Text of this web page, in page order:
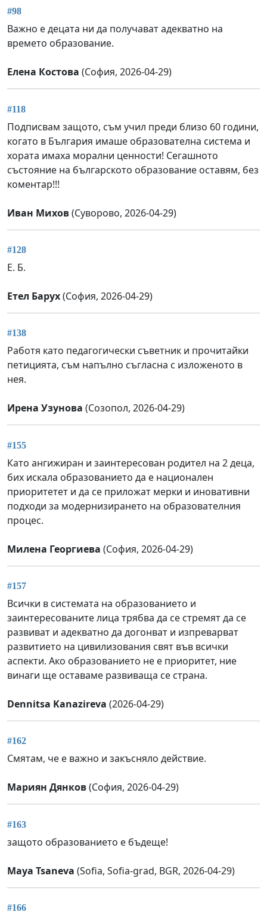
#98
Важно е децата ни да получават адекватно на
времето образование.
Елена Костова (София, 2026-04-29)
#118
Подписвам защото, съм учил преди близо 60 години,
когато в България имаше образователна система и
хората имаха морални ценности! Сегашното
състояние на българското образование оставям, без
коментар!!!
Иван Михов(Суворово, 2026-04-29)
#128
Е. Б.
Етел Барух(София, 2026-04-29)
#138
Работя като педагогически съветник и прочитайки
петицията, съм напълно съгласна с изложеното в
нея.
Ирена Узунова (Созопол, 2026-04-29)
#155
Като ангижиран и заинтересован родител на 2 деца,
бих искала образованието да е национален
приоритетет и да се приложат мерки и иновативни
подходи за модернизирането на образователния
процес.
Милена Георгиева (София, 2026-04-29)
#157
Всички в системата на образованието и
заинтересованите лица трябва да се стремят да се
развиват и адекватно да догонват и изпреварват
развитието на цивилизования свят във всички
аспекти. Ако образованието не е приоритет, ние
винаги ще оставаме развиваща се страна.
Dennitsa Kanazireva (2026-04-29)
#162
Смятам, че е важно и закъсняло действие.
Мариян Дянков(София, 2026-04-29)
#163
защото образованието е бъдеще!
Maya Tsaneva (Sofia, Sofia-grad, BGR, 2026-04-29)
#166